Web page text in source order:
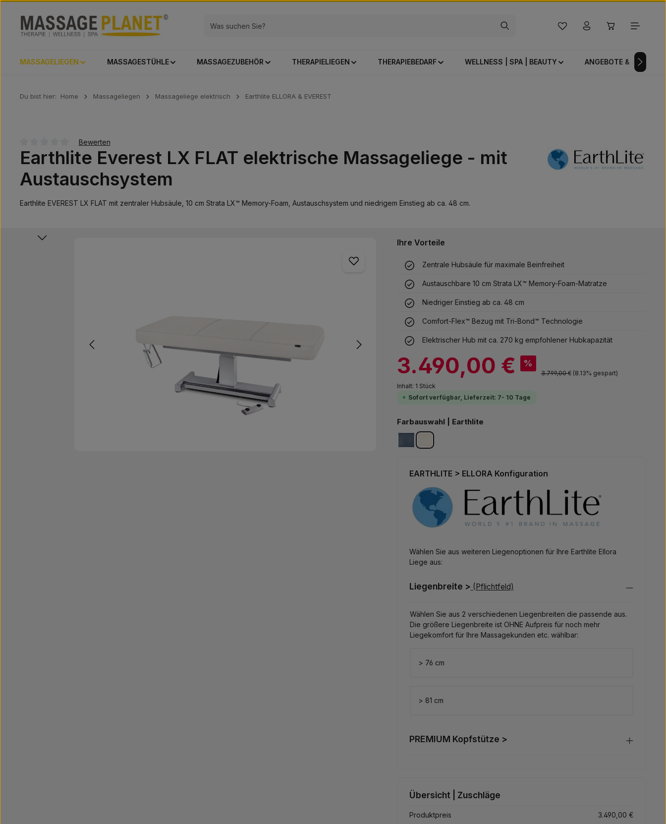
Du hast 0 Produkte auf dem
MASSAGELIEGEN MASSAGESTÜHLE MASSAGEZUBEHÖR THERAPIELIEGEN THERAPIEBEDARF WELLNESS | SPA | BEAUTY ANGEBOTE &
Du bist hier: Home Massageliegen Massageliege elektrisch Earthlite ELLORA & EVEREST
Durchschnittliche Bewertung von 0 von 5 Sternen
Bewerten
Earthlite Everest LX FLAT elektrische Massageliege - mit
Austauschsystem
Earthlite EVEREST LX FLAT mit zentraler Hubsäule, 10 cm Strata LX™ Memory-Foam, Austauschsystem und niedrigem Einstieg ab ca. 48 cm.
Bildergalerie überspringen Ihre Vorteile
Zentrale Hubsäule für maximale Beinfreiheit
Austauschbare 10 cm Strata LX™ Memory-Foam-Matratze
Niedriger Einstieg ab ca. 48 cm
Comfort-Flex™ Bezug mit Tri-Bond™ Technologie
Elektrischer Hub mit ca. 270 kg empfohlener Hubkapazität
3.490,00 € %
Regulärer Preis:
3.799,00 € (8.13% gespart)
Inhalt: 1 Stück
Sofort verfügbar, Lieferzeit: 7- 10 Tage
Farbauswahl | Earthliteauswählen
mystic bluevanilla creme
EARTHLITE > ELLORA Konfiguration
Wählen Sie aus weiteren Liegenoptionen für Ihre Earthlite Ellora
Liege aus:
Liegenbreite > (Pflichtfeld)
Wählen Sie aus 2 verschiedenen Liegenbreiten die passende aus.
Die größere Liegenbreite ist OHNE Aufpreis für noch mehr
Liegekomfort für Ihre Massagekunden etc. wählbar:
> 76 cm
> 81 cm
PREMIUM Kopfstütze >
Übersicht | Zuschläge
Produktpreis 3.490,00 €